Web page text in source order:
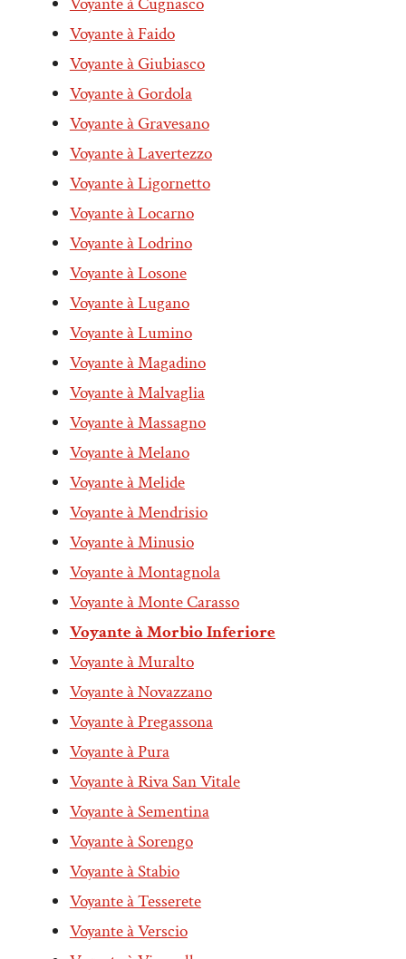
Voyante à Faido
Voyante à Giubiasco
Voyante à Gordola
Voyante à Gravesano
Voyante à Lavertezzo
Voyante à Ligornetto
Voyante à Locarno
Voyante à Lodrino
Voyante à Losone
Voyante à Lugano
Voyante à Lumino
Voyante à Magadino
Voyante à Malvaglia
Voyante à Massagno
Voyante à Melano
Voyante à Melide
Voyante à Mendrisio
Voyante à Minusio
Voyante à Montagnola
Voyante à Monte Carasso
Voyante à Morbio Inferiore
Voyante à Muralto
Voyante à Novazzano
Voyante à Pregassona
Voyante à Pura
Voyante à Riva San Vitale
Voyante à Sementina
Voyante à Sorengo
Voyante à Stabio
Voyante à Tesserete
Voyante à Verscio